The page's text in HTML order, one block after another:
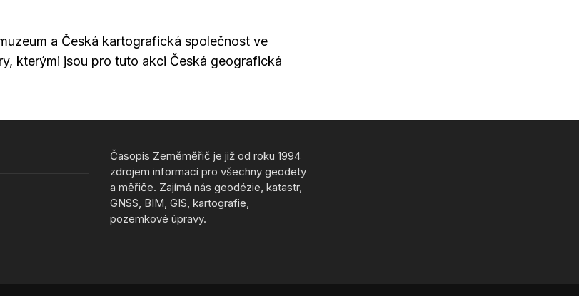
a Česká kartografická společnost ve
kterými jsou pro tuto akci Česká geografická
Časopis Zeměměřič je již od roku 1994
zdrojem informací pro všechny geodety
a měřiče. Zajímá nás geodézie, katastr,
GNSS, BIM, GIS, kartografie,
pozemkové úpravy.